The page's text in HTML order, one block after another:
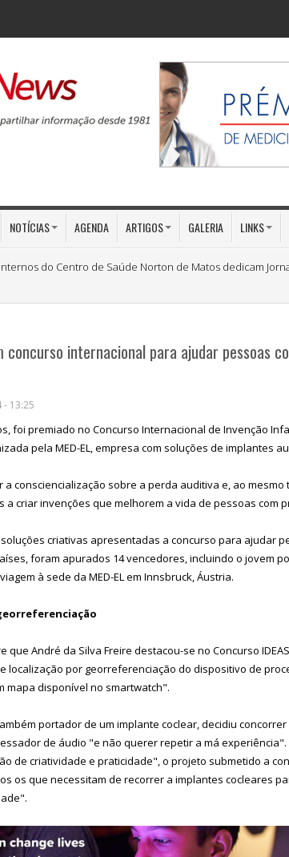
NOTÍCIAS AGENDA ARTIGOS GALERIA LINKS
do Centro de Saúde Norton de Matos dedicam
concurso internacional para ajudar pessoas
13:25
foi premiado no Concurso Internacional de Invenção
pela MED-EL, empresa com soluções de implantes
consciencialização sobre a perda auditiva e, ao mesmo
a criar invenções que melhorem a vida de pessoas com
criativas apresentadas a concurso para ajudar
foram apurados 14 vencedores, incluindo o jovem
à sede da MED-EL em Innsbruck, Áustria.
que André da Silva Freire destacou-se no Concurso
localização por georreferenciação do dispositivo de
mapa disponível no smartwatch".
portador de um implante coclear, decidiu
de áudio "e não querer repetir a má experiência".
de criatividade e praticidade", o projeto submetido a
os que necessitam de recorrer a implantes cocleares